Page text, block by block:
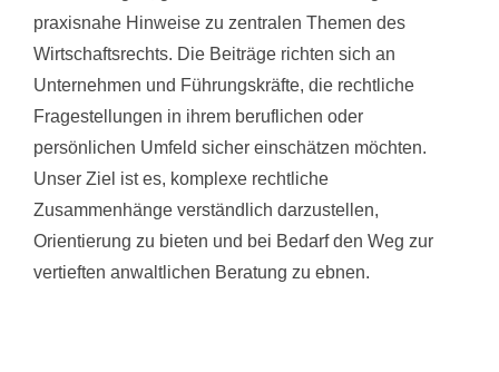
praxisnahe Hinweise zu zentralen Themen des
Wirtschaftsrechts. Die Beiträge richten sich an
Unternehmen und Führungskräfte, die rechtliche
Fragestellungen in ihrem beruflichen oder
persönlichen Umfeld sicher einschätzen möchten.
Unser Ziel ist es, komplexe rechtliche
Zusammenhänge verständlich darzustellen,
Orientierung zu bieten und bei Bedarf den Weg zur
vertieften anwaltlichen Beratung zu ebnen.